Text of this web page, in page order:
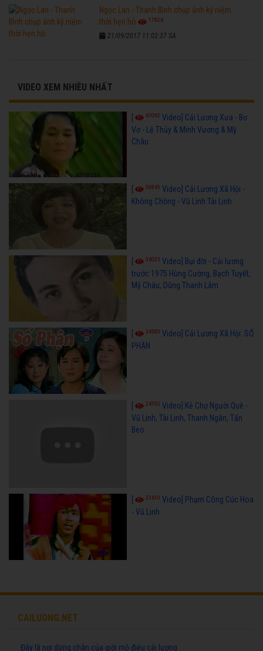
Ngọc Lan - Thanh Bình chụp ảnh kỷ niệm
thời hẹn hò
17826
21/09/2017 11:02:37 SA
VIDEO XEM NHIỀU NHẤT
[ 67092 Video] Cải Lương Xưa - Bơ
Vơ - Lệ Thủy & Minh Vương & Mỹ
Châu
50845 Video] Cải Lương Xã Hội -
Không Chồng - Vũ Linh Tài Linh
36023 Video] Bụi đời - Cải lương
trước 1975 Hùng Cường, Bạch Tuyết,
Mỹ Châu, Dũng Thanh Lâm
34585 Video] Cải Lương Xã Hội: SỐ
PHẬN
24592 Video] Kẻ Chợ Người Quê -
Vũ Linh, Tài Linh, Thanh Ngân, Tấn
Beo
23610 Video] Phạm Công Cúc Hoa
- Vũ Linh
CAILUONG.NET
Đây là nơi dừng chân của giới mộ điệu cải lương